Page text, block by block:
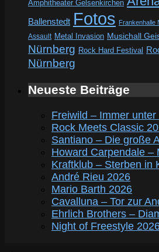
Amphitheater Gelsenkirchen
Ballenstedt Fotos Frankenhalle
Assault Metal Invasion Musichall
Nürnberg Rock Hard Festival
Nürnberg
Neueste Beiträge
Freiwild – Immer
Rock Meets Classic
Santiano – Die große
Howard Carpendale –
Kraftklub – Sterben in
André Rieu 2026
Mario Barth 2026
Cavalluna – Tor zur
Ehrlich Brothers –
Night of Freestyle